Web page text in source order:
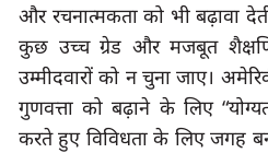
और रचनात्मकता को भी बढ़ावा
कुछ उच्च ग्रेड और मजबूत
उम्मीदवारों को न चुना जाए।
गुणवत्ता को बढ़ाने के लिए “
करते हुए विविधता के लिए जगह